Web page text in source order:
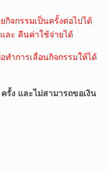
กิจกรรมเป็นครั้งต่อไปได้
ละ คืนค่าใช้จ่ายได้
ทำการเลื่อนกิจกรรมให้ได้
รั้ง และไม่สามารถขอเงิน